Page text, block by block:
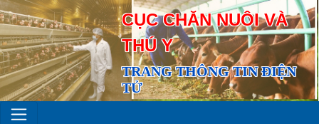
CỤC CHĂN NUÔI VÀ
THÚ Y
TRANG THÔNG TIN ĐIỆN
TỬ